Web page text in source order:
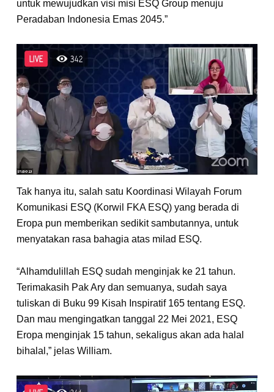
untuk mewujudkan visi misi ESQ Group menuju
Peradaban Indonesia Emas 2045.”
Tak hanya itu, salah satu Koordinasi Wilayah Forum
Komunikasi ESQ (Korwil FKA ESQ) yang berada di
Eropa pun memberikan sedikit sambutannya, untuk
menyatakan rasa bahagia atas milad ESQ.
“Alhamdulillah ESQ sudah menginjak ke 21 tahun.
Terimakasih Pak Ary dan semuanya, sudah saya
tuliskan di Buku 99 Kisah Inspiratif 165 tentang ESQ.
Dan mau mengingatkan tanggal 22 Mei 2021, ESQ
Eropa menginjak 15 tahun, sekaligus akan ada halal
bihalal,” jelas William.